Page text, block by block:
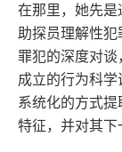
在那里，她先
助探员理解性
罪犯的深度对
成立的行为科
系统化的方式
特征，并对其下